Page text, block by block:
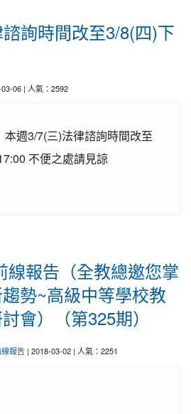
詢時間改至3/8(四)下
06 | 人氣：2592
週3/7(三)法律諮詢時間改至
不便之處請見諒
線報告（全教總邀您掌
勢~高級中等學校教
會）（第325期）
報告 | 2018-03-02 | 人氣：2251